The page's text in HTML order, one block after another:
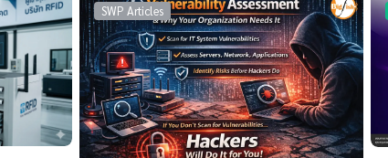
SWP Articles